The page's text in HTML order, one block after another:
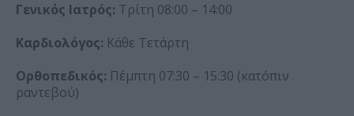
Γενικός Ιατρός: Τρίτη 08:00 – 14:00
Καρδιολόγος: Κάθε Τετάρτη
Ορθοπεδικός: Πέμπτη 07:30 – 15:30 (κατόπιν
ραντεβού)